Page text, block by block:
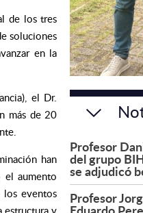
de los tres
soluciones
en la
el Dr.
más de 20
han
el aumento
los eventos
Profesor
del grupo
se adjudicó
Profesor